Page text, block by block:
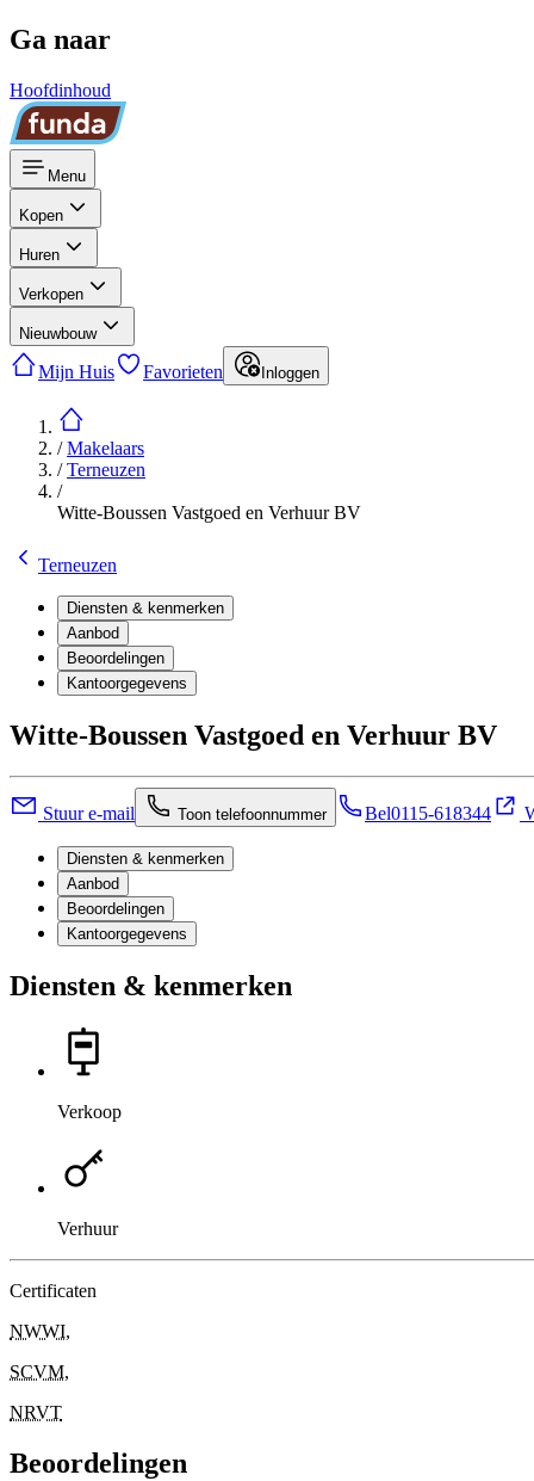
Ga naar
Hoofdinhoud
Menu
Kopen
Huren
Verkopen
Nieuwbouw
Mijn Huis Favorieten Inloggen
/Makelaars
/Terneuzen
/
Witte-Boussen Vastgoed en Verhuur BV
Terneuzen
Diensten & kenmerken
Aanbod
Beoordelingen
Kantoorgegevens
Witte-Boussen Vastgoed en Verhuur BV
Stuur e-mail Toon telefoonnummer Bel0115-618344
Diensten & kenmerken
Aanbod
Beoordelingen
Kantoorgegevens
Diensten & kenmerken
Verkoop
Verhuur
Certificaten
NWWI,
SCVM,
NRVT
Beoordelingen